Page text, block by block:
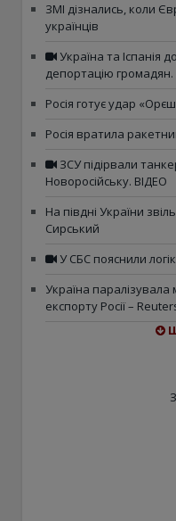
ЗМІ дізнались, коли
українців
Україна та Іспанія
депортацію громадян.
Росія готує удар
Росія вратила
ЗСУ підірвали
Новоросійську. ВІДЕО
На півдні України
Сирський
У СБС пояснили
Україна
експорту Росії –